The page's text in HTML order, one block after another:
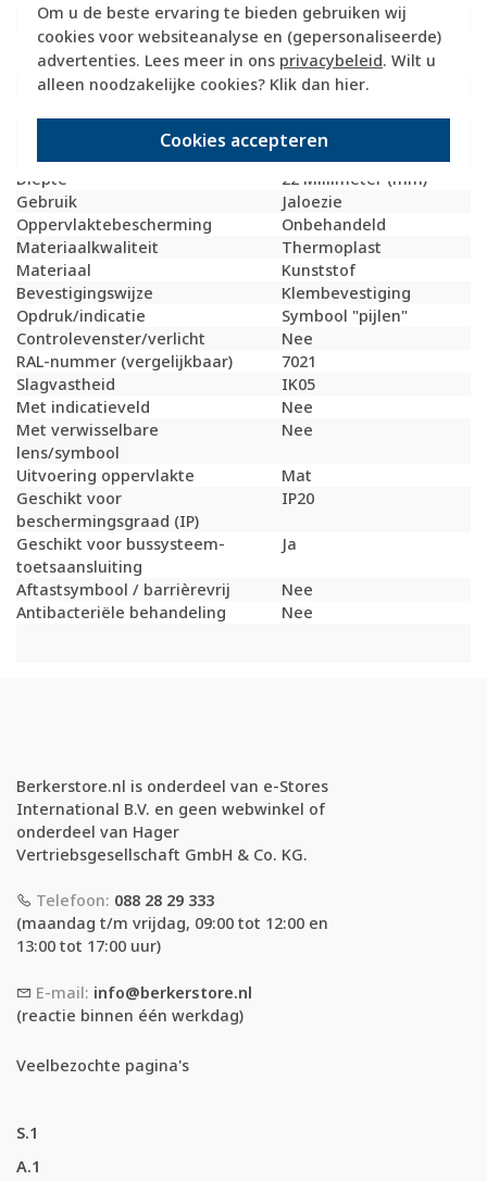
Om u de beste ervaring te bieden gebruiken wij
cookies voor websiteanalyse en (gepersonaliseerde)
advertenties. Lees meer in ons privacybeleid. Wilt u
alleen noodzakelijke cookies? Klik dan hier.
Cookies accepteren
Kleur
Antraciet
Breedte
55,7 Millimeter
(mm)
Model
Tweedelige wip
54,9 Millimeter
Diepte
22 Millimeter (mm)
Gebruik
Jaloezie
Oppervlaktebescherming
Onbehandeld
Materiaalkwaliteit
Thermoplast
Materiaal
Kunststof
Bevestigingswijze
Klembevestiging
Opdruk/indicatie
Symbool "pijlen"
Controlevenster/verlicht
Nee
RAL-nummer (vergelijkbaar)
7021
Slagvastheid
IK05
Met indicatieveld
Nee
Met verwisselbare
lens/symbool
Nee
Uitvoering oppervlakte
Mat
Geschikt voor
beschermingsgraad (IP)
IP20
Geschikt voor bussysteem-
toetsaansluiting
Ja
Aftastsymbool / barrièrevrij
Nee
Antibacteriële behandeling
Nee
Berkerstore.nl is onderdeel van e-Stores
International B.V. en geen webwinkel of
onderdeel van Hager
Vertriebsgesellschaft GmbH & Co. KG.
Telefoon: 088 28 29 333
(maandag t/m vrijdag, 09:00 tot 12:00 en
13:00 tot 17:00 uur)
E-mail: info@berkerstore.nl
(reactie binnen één werkdag)
Veelbezochte pagina's
S.1
A.1